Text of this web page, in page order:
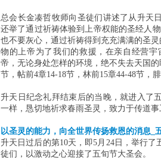
总会长金凑哲牧师向圣徒们讲述了从升天
还举了通过祈祷体验到上帝权能的圣经人
也不要灰心，通过祈祷得到充充满满的圣
物的上帝为了我们的救援，在亲自经营
帝，无论身处怎样的环境，绝不失去天国
节，帖前4章14-18节，林前15章44-48节，
升天日纪念礼拜结束后的当晚，就进入了
一样，恳切地祈求春雨圣灵，致力于传道事
以圣灵的能力，向全世界传扬救恩的消息_
升天日过后的第10天，即5月24日，举行
徒们，以激动之心迎接了五旬节大圣会。